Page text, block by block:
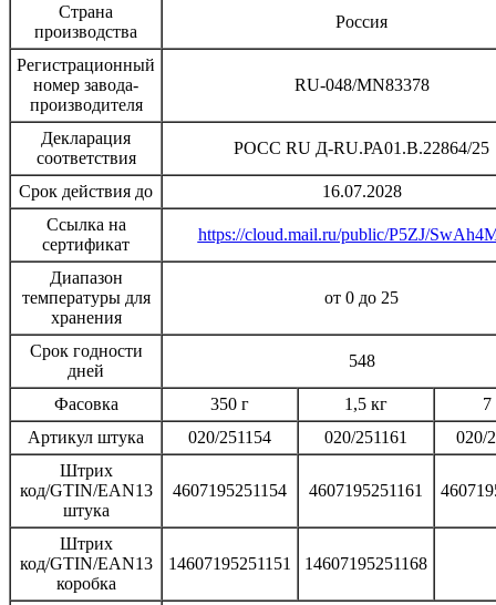
Страна
производства
Россия
Регистрационный
номер завода-
производителя
RU-048/MN83378
Декларация
соответствия
РОСС RU Д-RU.РА01.В.22864/25
Срок действия до
16.07.2028
Ссылка на
сертификат
https://cloud.mail.ru/public/P5ZJ/
Диапазон
температуры для
хранения
от 0 до 25
Срок годности
дней
548
Фасовка 350 г 1,5 кг
7
Артикул штука
020/251154 020/251161
020/
Штрих
код/GTIN/EAN13
штука
4607195251154 4607195251161
Штрих
код/GTIN/EAN13
коробка
14607195251151 14607195251168